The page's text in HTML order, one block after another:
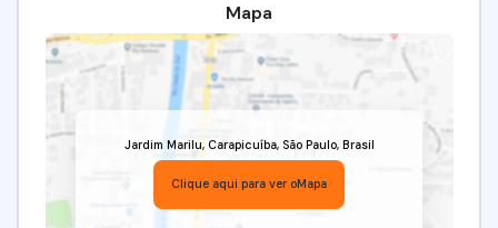
Mapa
Jardim Marilu, Carapicuíba, São Paulo, Brasil
Clique aqui para ver oMapa